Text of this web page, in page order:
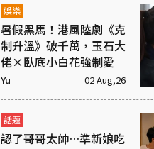
娛樂
暑假黑馬！港風陸劇《克
制升溫》破千萬，玉石大
佬×臥底小白花強制愛
Yu 02 Aug,26
話題
認了哥哥太帥…準新娘吃